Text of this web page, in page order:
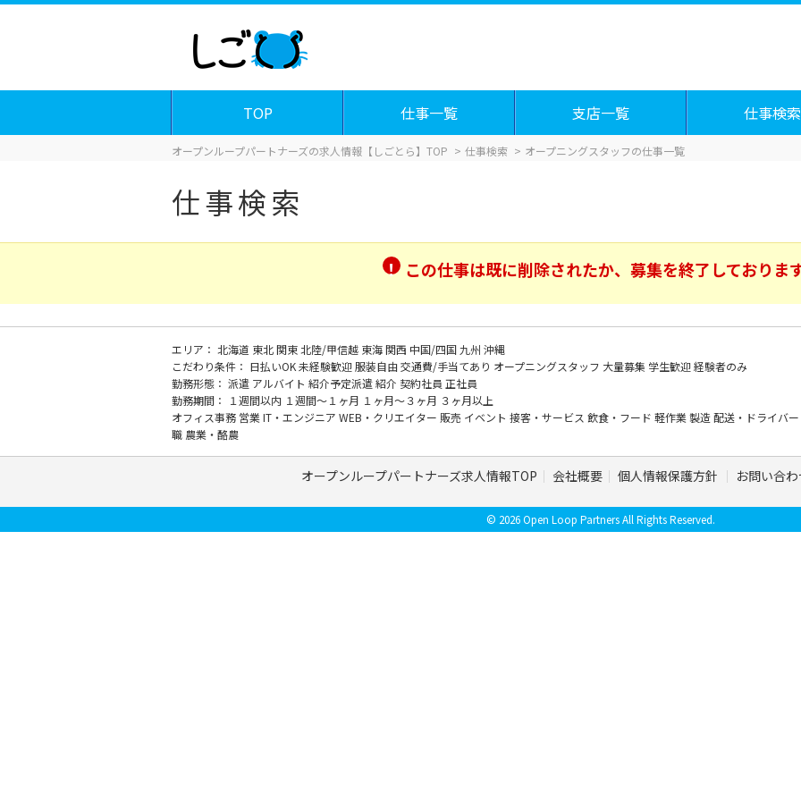
TOP 仕事一覧 支店一覧 仕事検索
オープンループパートナーズの求人情報【しごとら】TOP 仕事検索 オープニングスタッフの仕事一覧
仕事検索
この仕事は既に削除されたか、募集を終了しております
エリア： 北海道 東北関東北陸/甲信越 東海関西 中国/四国九州 沖縄
こだわり条件： 日払いOK未経験歓迎服装自由交通費/手当てあり オープニングスタッフ 大量募集 学生歓迎経験者のみ
勤務形態： 派遣 アルバイト 紹介予定派遣紹介 契約社員 正社員
勤務期間：
１週間以内 １週間～１ヶ月 １ヶ月～３ヶ月 ３ヶ月以上
オフィス事務 営業IT・エンジニア WEB・クリエイター 販売 イベント 接客・サービス 飲食・フード 軽作業製造配送・ドライバー
職 農業・酪農
オープンループパートナーズ求人情報TOP 会社概要 個人情報保護方針 お問い合わ
© 2026 Open Loop Partners All Rights Reserved.